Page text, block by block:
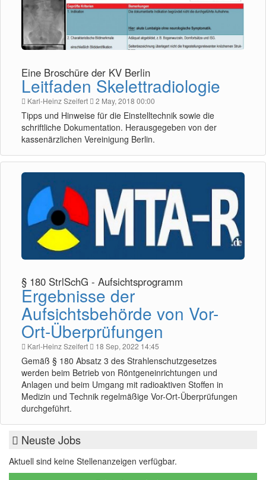
Eine Broschüre der KV Berlin
Leitfaden Skelettradiologie
Karl-Heinz Szeifert 2 May, 2018 00:00
Tipps und Hinweise für die Einstelltechnik sowie die
schriftliche Dokumentation. Herausgegeben von der
kassenärzlichen Vereinigung Berlin.
§ 180 StrlSchG - Aufsichtsprogramm
Ergebnisse der
Aufsichtsbehörde von Vor-
Ort-Überprüfungen
Karl-Heinz Szeifert 18 Sep, 2022 14:45
Gemäß § 180 Absatz 3 des Strahlenschutzgesetzes
werden beim Betrieb von Röntgeneinrichtungen und
Anlagen und beim Umgang mit radioaktiven Stoffen in
Medizin und Technik regelmäßige Vor-Ort-Überprüfungen
durchgeführt.
Neuste Jobs
Aktuell sind keine Stellenanzeigen verfügbar.